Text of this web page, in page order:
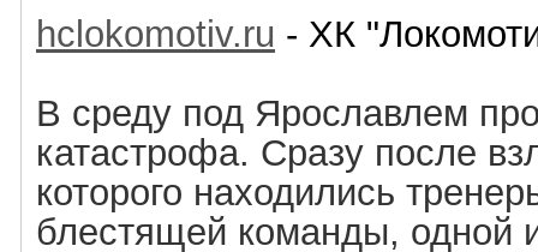
hclokomotiv.ru - ХК
В среду под Ярославлем
катастрофа. Сразу после
которого находились
блестящей команды, одной